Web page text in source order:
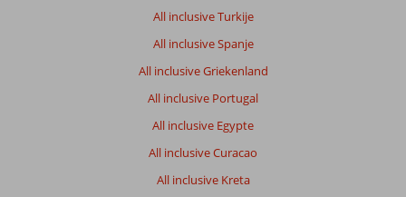
All inclusive Turkije
All inclusive Spanje
All inclusive Griekenland
All inclusive Portugal
All inclusive Egypte
All inclusive Curacao
All inclusive Kreta